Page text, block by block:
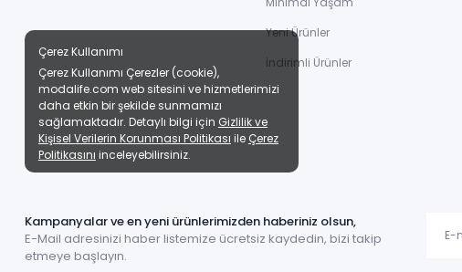
Yeni Ürünler
İndirimli Ürünler
Kampanyalar ve en yeni ürünlerimizden haberiniz olsun,
E-Mail adresinizi haber listemize ücretsiz kaydedin, bizi takip
etmeye başlayın.
Çerez Kullanımı
Çerez Kullanımı Çerezler (cookie),
modalife.com web sitesini ve hizmetlerimizi
daha etkin bir şekilde sunmamızı
sağlamaktadır. Detaylı bilgi için Gizlilik ve
Kişisel Verilerin Korunması Politikası ile Çerez
Politikasını inceleyebilirsiniz.